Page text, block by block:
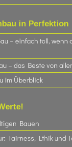
in Perfektion
– einfach toll, wenn
– das Beste von
im Überblick
Bauen
Fairness, Ethik und